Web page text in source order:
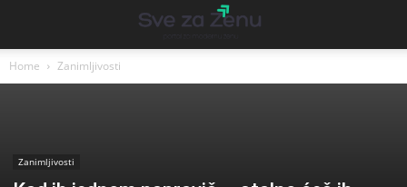
Home Zanimljivosti
Zanimljivosti